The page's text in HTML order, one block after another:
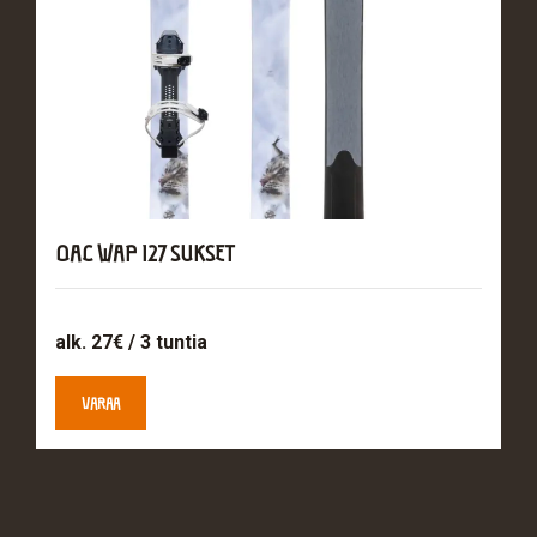
OAC WAP 127 SUKSET
alk. 27€ / 3 tuntia
VARAA